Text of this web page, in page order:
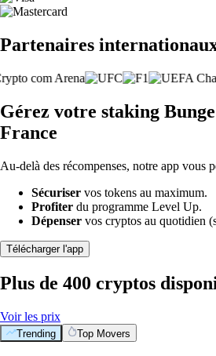
Partenaires
Gérez votre staking
France
Au-delà des récompenses, notre app vous
Sécuriser vos tokens au maximum.
Profiter du programme Level Up.
Dépenser vos cryptos au quotidien
Télécharger l'app
Plus de 400 cryptos
Voir les prix
Trending Top Movers